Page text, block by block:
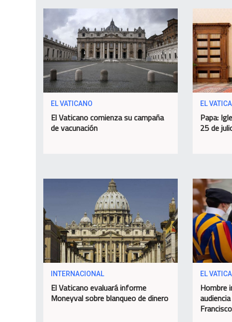
EL VATICANO
El Vaticano comienza su campaña
de vacunación
EL
Papa:
25 de
INTERNACIONAL
El Vaticano evaluará informe
Moneyval sobre blanqueo de dinero
EL
Hombre
Francisco